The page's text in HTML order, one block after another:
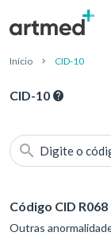
Início CID-10
CID-10
Digite o
Código CID R068
Outras